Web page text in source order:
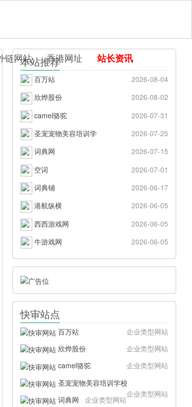
链网站 香港网址 站长资讯
本站推荐
百万站
2026-08-04
欣烨股份
2026-08-02
camel骆驼
2026-07-31
圣宠宠物美容培训学
2026-07-25
词典网
2026-07-15
空词
2026-07-01
词典铺
2026-06-17
港航纵横
2026-06-05
西西游戏网
2026-06-05
牛游戏网
2026-06-05
快审站点
百万站
企业类型网站
欣烨股份
企业类型网站
camel骆驼
企业类型网站
圣宠宠物美容培训学校
企业类型网站
词典网
企业类型网站